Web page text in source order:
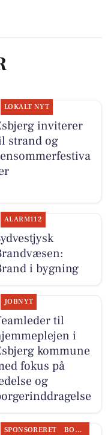
LOKALT NYT
inviterer
strand og
ALARM112
i bygning
JOBNYT
til
i
kommune
fokus på
og
SPONSORERET BOLIGMARKED